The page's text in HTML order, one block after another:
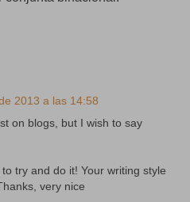
2013 a las 14:58
on blogs, but I wish to say
try and do it! Your writing style
very nice